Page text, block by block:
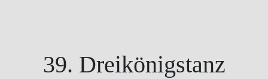
39. Dreikönigstanz